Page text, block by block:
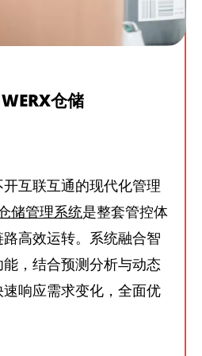
仓储
互联互通的现代化管理
储管理系统是整套管控体
高效运转。系统融合智
，结合预测分析与动态
响应需求变化，全面优